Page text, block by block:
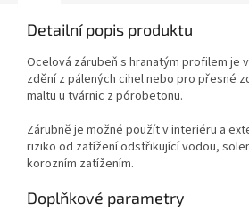
Detailní popis produktu
Ocelová zárubeň s hranatým profilem je
zdění z pálených cihel nebo pro přesné
maltu u tvárnic z pórobetonu.
Zárubně je možné použít v interiéru a
riziko od zatížení odstřikující vodou,
korozním zatížením.
Doplňkové parametry